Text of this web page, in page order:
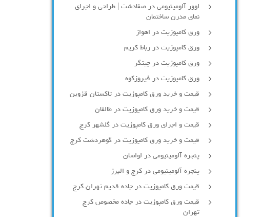
لوور آلومینیومی در صفادشت | طراحی و اجرای
نمای مدرن ساختمان
ورق کامپوزیت در اهواز
ورق کامپوزیت در رباط کریم
ورق کامپوزیت در چیتگر
ورق کامپوزیت در فیروزکوه
قیمت و خرید ورق کامپوزیت در تاکستان قزوین
قیمت و خرید ورق کامپوزیت در طالقان
قیمت و اجرای ورق کامپوزیت در گلشهر کرج
قیمت و خرید ورق کامپوزیت در گوهردشت کرج
پنجره آلومینیومی در لواسان
پنجره آلومینیومی در کرج و البرز
قیمت ورق کامپوزیت در جاده قدیم تهران کرج
قیمت ورق کامپوزیت در جاده مخصوص کرج
تهران